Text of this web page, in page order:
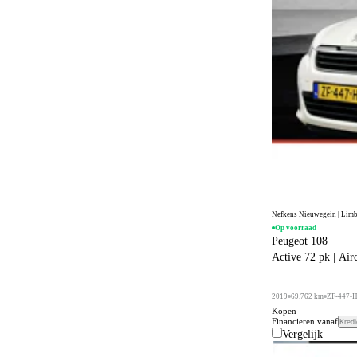
Nefkens Nieuwegein |
Op voorraad
Peugeot 108
Active 72 pk |
2019 69.762 km ZF-447-H
Kopen
Financieren vanaf
Vergelijk